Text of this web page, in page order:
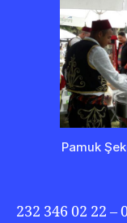
Pamuk
232 346 02 22 –